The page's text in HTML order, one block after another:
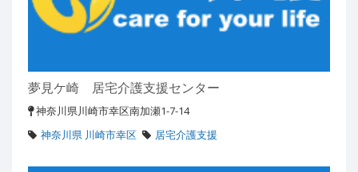
夢見ケ崎 居宅介護支援センター
神奈川県川崎市幸区南加瀬1-7-14
神奈川県 川崎市幸区
居宅介護支援